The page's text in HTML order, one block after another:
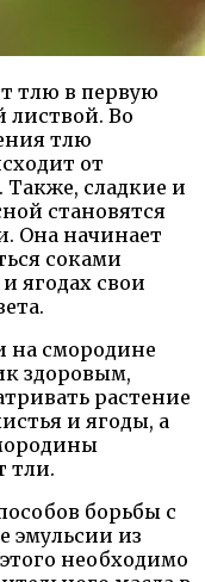
тлю в первую
листвой. Во
тлю
от
сладкие и
становятся
Она начинает
соками
ягодах свои
на смородине
здоровым,
растение
и ягоды, а
тли.
борьбы с
эмульсии из
необходимо